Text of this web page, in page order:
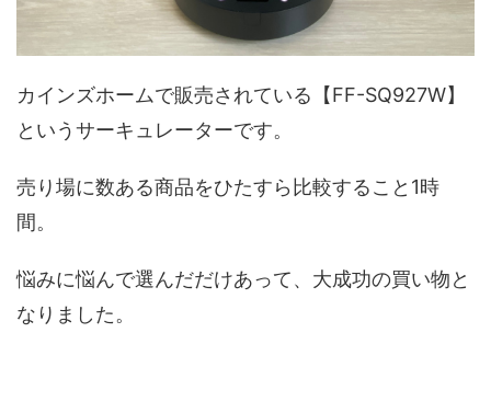
カインズホームで販売されている【FF-SQ927W】
というサーキュレーターです。
売り場に数ある商品をひたすら比較すること1時
間。
悩みに悩んで選んだだけあって、大成功の買い物と
なりました。